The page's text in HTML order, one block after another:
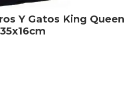
Y Gatos King Queen